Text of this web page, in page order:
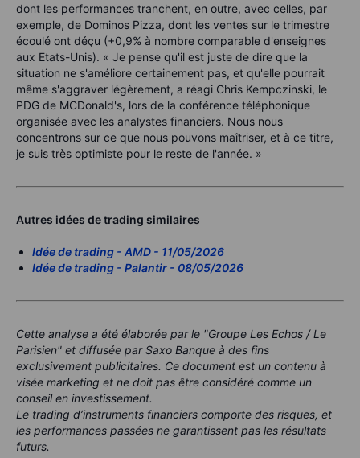
dont les performances tranchent, en outre, avec celles, par
exemple, de Dominos Pizza, dont les ventes sur le trimestre
écoulé ont déçu (+0,9% à nombre comparable d'enseignes
aux Etats-Unis). « Je pense qu'il est juste de dire que la
situation ne s'améliore certainement pas, et qu'elle pourrait
même s'aggraver légèrement, a réagi Chris Kempczinski, le
PDG de MCDonald's, lors de la conférence téléphonique
organisée avec les analystes financiers. Nous nous
concentrons sur ce que nous pouvons maîtriser, et à ce titre,
je suis très optimiste pour le reste de l'année. »
Autres idées de trading similaires
Idée de trading - AMD - 11/05/2026
Idée de trading - Palantir - 08/05/2026
Cette analyse a été élaborée par le "Groupe Les Echos / Le
Parisien" et diffusée par Saxo Banque à des fins
exclusivement publicitaires. Ce document est un contenu à
visée marketing et ne doit pas être considéré comme un
conseil en investissement.
Le trading d’instruments financiers comporte des risques, et
les performances passées ne garantissent pas les résultats
futurs.